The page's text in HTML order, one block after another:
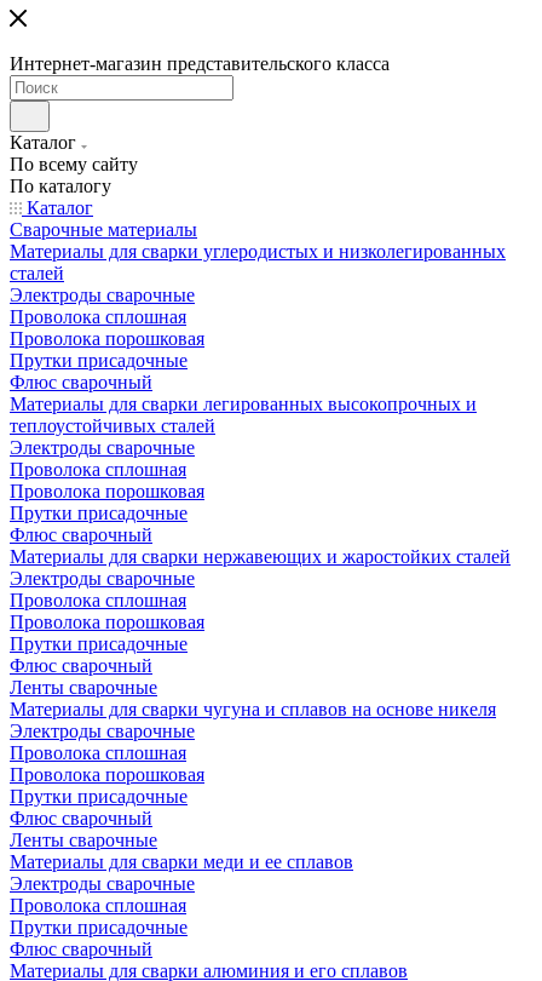
Интернет-магазин представительского класса
Каталог
По всему сайту
По каталогу
Каталог
Сварочные материалы
Материалы для сварки углеродистых и низколегированных
сталей
Электроды сварочные
Проволока сплошная
Проволока порошковая
Прутки присадочные
Флюс сварочный
Материалы для сварки легированных высокопрочных и
теплоустойчивых сталей
Электроды сварочные
Проволока сплошная
Проволока порошковая
Прутки присадочные
Флюс сварочный
Материалы для сварки нержавеющих и жаростойких сталей
Электроды сварочные
Проволока сплошная
Проволока порошковая
Прутки присадочные
Флюс сварочный
Ленты сварочные
Материалы для сварки чугуна и сплавов на основе никеля
Электроды сварочные
Проволока сплошная
Проволока порошковая
Прутки присадочные
Флюс сварочный
Ленты сварочные
Материалы для сварки меди и ее сплавов
Электроды сварочные
Проволока сплошная
Прутки присадочные
Флюс сварочный
Материалы для сварки алюминия и его сплавов